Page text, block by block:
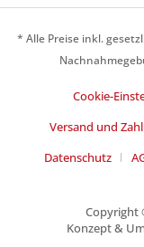
* Alle Preise inkl.
Cookie-
Versand und
Datenschutz
Copyright
Konzept &